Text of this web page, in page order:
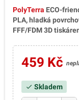
PolyTerra ECO-
PLA, hladká
FFF/FDM 3D
459 Kč
check Skladem